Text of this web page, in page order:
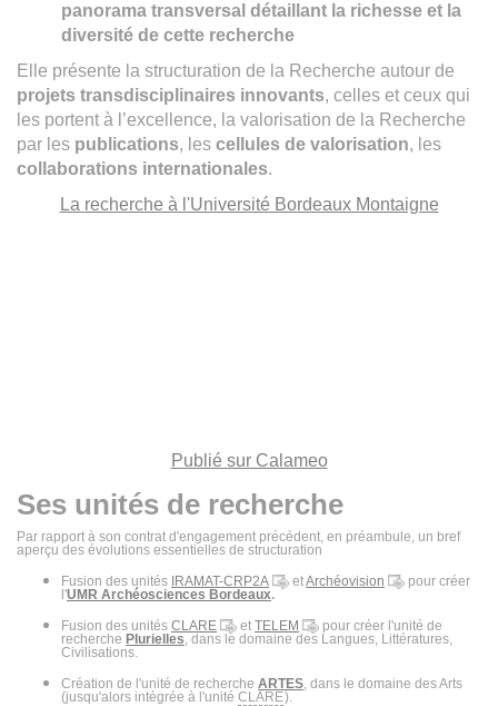
panorama transversal détaillant la richesse et la
diversité de cette recherche
Elle présente la structuration de la Recherche autour de
projets transdisciplinaires innovants, celles et ceux qui
les portent à l’excellence, la valorisation de la Recherche
par les publications, les cellules de valorisation, les
collaborations internationales.
La recherche à l'Université Bordeaux Montaigne
Publié sur Calameo
Ses unités de recherche
Par rapport à son contrat d'engagement précédent, en préambule, un bref
aperçu des évolutions essentielles de structuration
Fusion des unités IRAMAT-CRP2A etArchéovision
pour créer
l'UMR Archéosciences Bordeaux.
Fusion des unités CLARE et TELEM
pour créer l'unité de
recherche Plurielles, dans le domaine des Langues, Littératures,
Civilisations.
Création de l'unité de recherche ARTES, dans le domaine des Arts
(jusqu'alors intégrée à l'unité CLARE).